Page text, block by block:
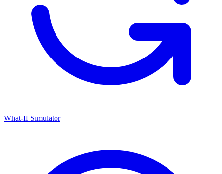
What-If Simulator